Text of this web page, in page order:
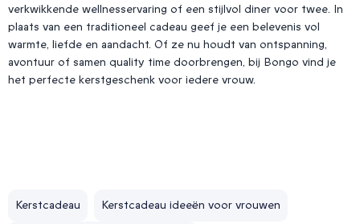
verkwikkende wellnesservaring of een stijlvol diner voor twee. In
plaats van een traditioneel cadeau geef je een belevenis vol
warmte, liefde en aandacht. Of ze nu houdt van ontspanning,
avontuur of samen quality time doorbrengen, bij Bongo vind je
het perfecte kerstgeschenk voor iedere vrouw.
Kerstcadeau Kerstcadeau ideeën voor vrouwen